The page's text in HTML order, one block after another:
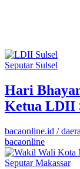
Seputar Sulsel
Hari
Ketua LDII
bacaonline.id /
bacaonline
Seputar Makassar